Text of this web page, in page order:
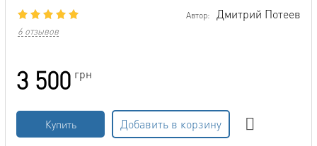
Автор: Дмитрий Потеев
6 отзывов
3 500 грн
Купить Добавить в корзину